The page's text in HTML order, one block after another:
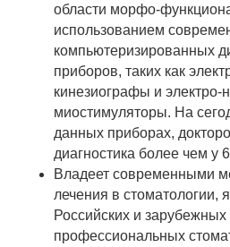
области морфо-
использованием
компьютеризированных
приборов, таких как
кинезиографы и электро-
миостимуляторы. На
данных приборах,
диагностика более чем у
Владеет современными
лечения в стоматологии,
Российских и
профессиональных